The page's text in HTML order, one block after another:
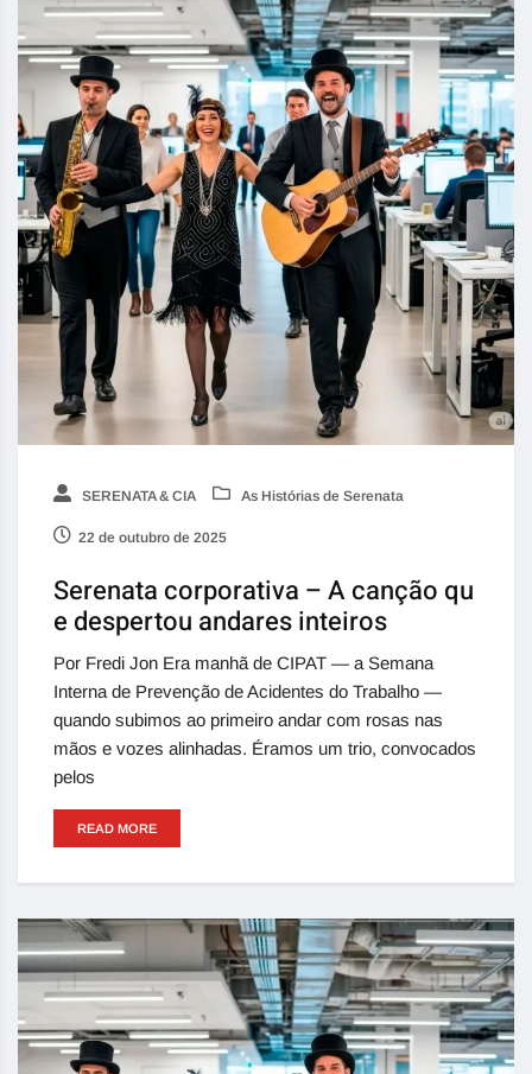
SERENATA & CIA As Histórias de Serenata
22 de outubro de 2025
Serenata corporativa – A canção qu
e despertou andares inteiros
Por Fredi Jon Era manhã de CIPAT — a Semana
Interna de Prevenção de Acidentes do Trabalho —
quando subimos ao primeiro andar com rosas nas
mãos e vozes alinhadas. Éramos um trio, convocados
pelos
READ MORE